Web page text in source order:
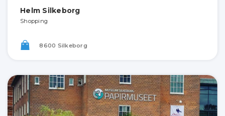
Helm Silkeborg
Shopping
8600 Silkeborg